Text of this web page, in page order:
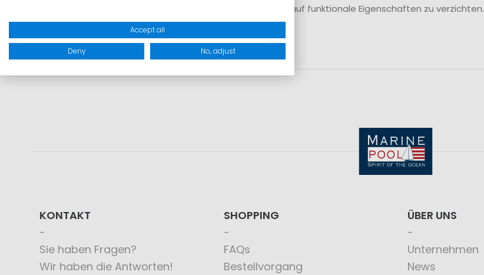
möchten, ohne auf funktionale Eigenschaften zu verzichten.
KONTAKT
Sie haben Fragen?
Wir haben die Antworten!
SHOPPING
FAQs
Bestellvorgang
ÜBER UNS
Unternehmen
News
Accept all
Deny No, adjust